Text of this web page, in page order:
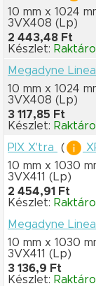
10 mm x 1024
3VX408 (Lp)
2 443,48 Ft
Készlet:
Megadyne
10 mm x 1024
3VX408 (Lp)
3 117,85 Ft
Készlet:
PIX X'tra
(
10 mm x 1030
3VX411 (Lp)
2 454,91 Ft
Készlet:
Megadyne
10 mm x 1030
3VX411 (Lp)
3 136,9 Ft
Készlet: